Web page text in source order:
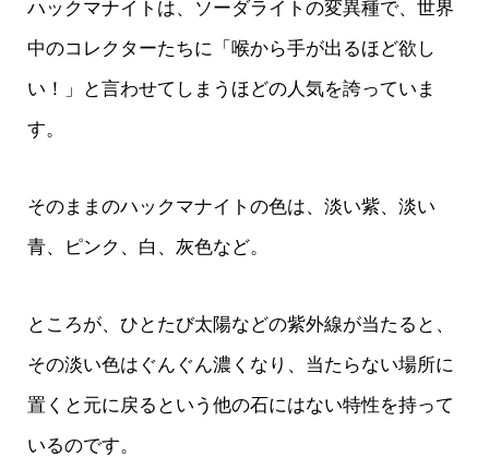
ハックマナイトは、ソーダライトの変異種で、世界
中のコレクターたちに「喉から手が出るほど欲し
い！」と言わせてしまうほどの人気を誇っていま
す。
そのままのハックマナイトの色は、淡い紫、淡い
青、ピンク、白、灰色など。
ところが、ひとたび太陽などの紫外線が当たると、
その淡い色はぐんぐん濃くなり、当たらない場所に
置くと元に戻るという他の石にはない特性を持って
いるのです。